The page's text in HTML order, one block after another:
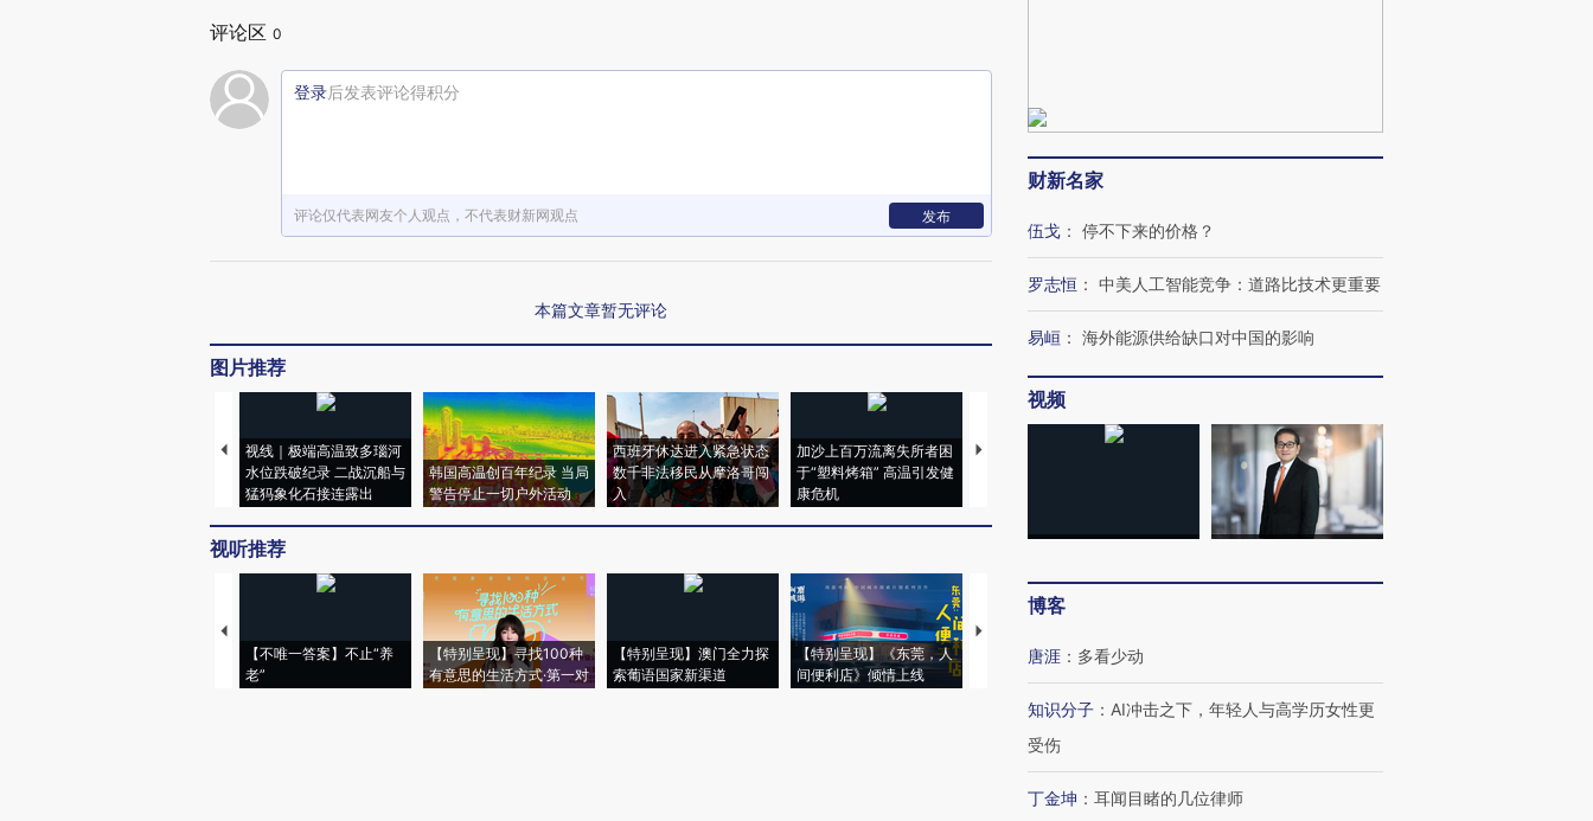
评论区 0
登录后发表评论得积分
评论仅代表网友个人观点，不代表财新网观点 发布
本篇文章暂无评论
图片推荐
视线｜极端高温致多瑙河
水位跌破纪录 二战沉船与
猛犸象化石接连露出
韩国高温创百年纪录 当局
警告停止一切户外活动
西班牙休达进入紧急状态
数千非法移民从摩洛哥闯
入
加沙上百万流离失所者困
于“塑料烤箱” 高温引发健
康危机
视线｜HYROX的吸金
马航飞行员跨国走私7万
粒摇头丸 尿检体内含3种
视线｜被称为“蟑螂”的印
育部长拱下台
视听推荐
【不唯一答案】不止“养
老”
【特别呈现】寻找100种
有意思的生活方式·第一对
【特别呈现】澳门全力探
索葡语国家新渠道
【特别呈现】《东莞，人
间便利店》倾情上线
【推广】走进第四届链博
会，让数智科技“链”接产
财新名家
伍戈 ： 停不下来的价格？
罗志恒 ： 中美人工智能竞争：道路比技术更重要
易峘 ： 海外能源供给缺口对中国的影响
视频
博客
唐涯 ： 多看少动
知识分子 ： AI冲击之下，年轻人与高学历女性更
受伤
丁金坤 ： 耳闻目睹的几位律师